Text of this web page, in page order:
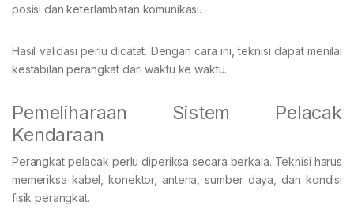
posisi dan keterlambatan komunikasi.
Hasil validasi perlu dicatat. Dengan cara ini, teknisi dapat menilai
kestabilan perangkat dari waktu ke waktu.
Pemeliharaan Sistem Pelacak
Kendaraan
Perangkat pelacak perlu diperiksa secara berkala. Teknisi harus
memeriksa kabel, konektor, antena, sumber daya, dan kondisi
fisik perangkat.